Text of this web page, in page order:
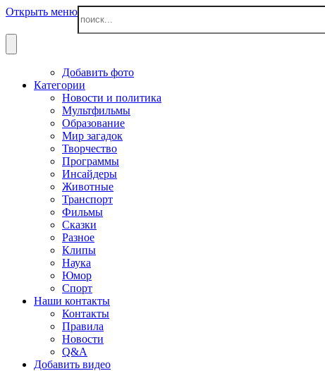
Открыть меню
Добавить фото
Категории
Новости и политика
Мультфильмы
Образование
Мир загадок
Творчество
Программы
Инсайдеры
Животные
Транспорт
Фильмы
Сказки
Разное
Клипы
Наука
Юмор
Спорт
Наши контакты
Контакты
Правила
Новости
Q&A
Добавить видео